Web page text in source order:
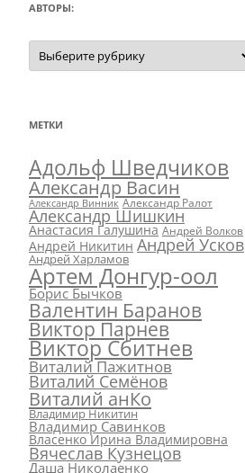
АВТОРЫ:
Авторы:
МЕТКИ
Адольф Шведчиков
Александр Васин
Александр Винник Александр Ралот
Александр Шишкин
Анастасия Галушина Андрей Волков
Андрей Никитин Андрей Усков
Андрей Харламов
Артем Донгур-оол
Борис Бычков
Валентин Баранов
Виктор Парнев
Виктор Сбитнев
Виталий Пажитнов
Виталий Семёнов
Виталий анКо
Владимир Никитин
Владимир Савинков
Власенко Ирина Владимировна
Вячеслав Кузнецов
Даша Николаенко